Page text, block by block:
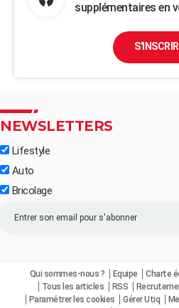
supplémentaires en
NEWSLETTERS
Lifestyle
Auto
Bricolage
Qui sommes-nous ? Equipe Charte
Tous les articles
RSS
Paramétrer les cookies
Gérer Utiq